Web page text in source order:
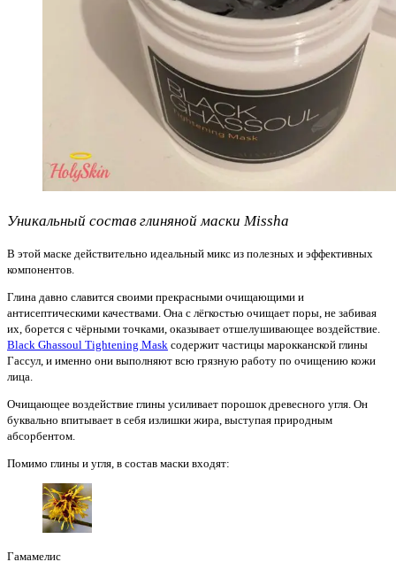
Уникальный состав глиняной маски Missha
В этой маске действительно идеальный микс из полезных и эффективных
компонентов.
Глина давно славится своими прекрасными очищающими и
антисептическими качествами. Она с лёгкостью очищает поры, не забивая
их, борется с чёрными точками, оказывает отшелушивающее воздействие.
Black Ghassoul Tightening Mask содержит частицы марокканской глины
Гассул, и именно они выполняют всю грязную работу по очищению кожи
лица.
Очищающее воздействие глины усиливает порошок древесного угля. Он
буквально впитывает в себя излишки жира, выступая природным
абсорбентом.
Помимо глины и угля, в состав маски входят:
Гамамелис